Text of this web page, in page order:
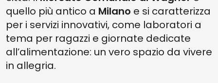
quello più antico a Milano e si caratterizza
per i servizi innovativi, come laboratori a
tema per ragazzi e giornate dedicate
all’alimentazione: un vero spazio da vivere
in allegria.